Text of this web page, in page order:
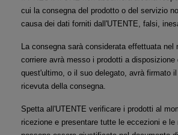
cui la consegna del prodotto o del servizio
causa dei dati forniti dall'UTENTE, falsi,
La consegna sarà considerata effettuata nel
corriere avrà messo i prodotti a disposizione
quest'ultimo, o il suo delegato, avrà firmato
ricevuta della consegna.
Spetta all'UTENTE verificare i prodotti al
ricezione e presentare tutte le eccezioni e le